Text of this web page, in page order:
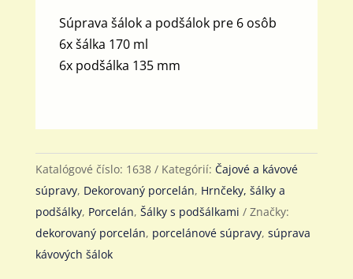
Súprava šálok a podšálok pre 6 osôb
6x šálka 170 ml
6x podšálka 135 mm
Katalógové číslo: 1638 Kategórií: Čajové a kávové
súpravy, Dekorovaný porcelán, Hrnčeky, šálky a
podšálky, Porcelán, Šálky s podšálkami
Značky:
dekorovaný porcelán, porcelánové súpravy, súprava
kávových šálok